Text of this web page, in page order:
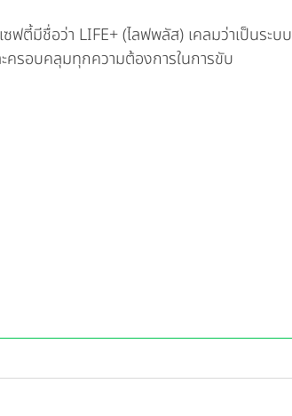
ซฟตี้มีชื่อว่า LIFE+ (ไลฟพลัส) เคลมว่าเป็นระบบ
ครอบคลุมทุกความต้องการในการขับ